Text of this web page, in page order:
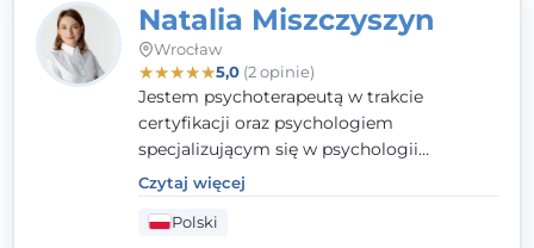
Natalia Miszczyszyn
Wrocław
★★★★★5,0(2 opinie)
Jestem psychoterapeutą w trakcie
certyfikacji oraz psychologiem
specjalizującym się w psychologii
klinicznej. Ukończyłam również studia
podyplomowe z Praktycznej Diagnozy
Psychologicznej. Aktywnie uczestniczę w
Czytaj więcej
Polski